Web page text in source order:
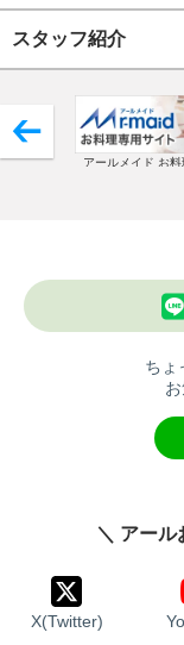
スタッフ紹介
アールメイド お料
ちょ
＼ アール
X(Twitter)